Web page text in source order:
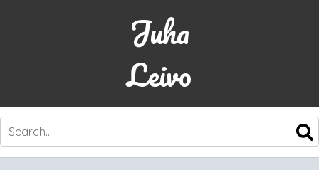
Juha
Leivo
SKIP